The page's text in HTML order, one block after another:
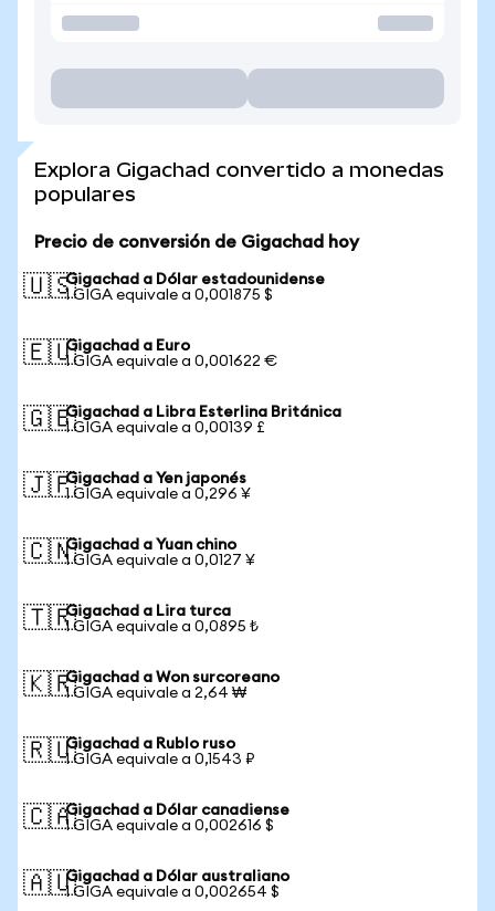
Explora Gigachad convertido a monedas
populares
Precio de conversión de Gigachad hoy
🇺🇸Gigachad a Dólar estadounidense
1 GIGA equivale a 0,001875 $
🇪🇺Gigachad a Euro
1 GIGA equivale a 0,001622 €
🇬🇧Gigachad a Libra Esterlina Británica
1 GIGA equivale a 0,00139 £
🇯🇵Gigachad a Yen japonés
1 GIGA equivale a 0,296 ¥
🇨🇳Gigachad a Yuan chino
1 GIGA equivale a 0,0127 ¥
🇹🇷Gigachad a Lira turca
1 GIGA equivale a 0,0895 ₺
🇰🇷Gigachad a Won surcoreano
1 GIGA equivale a 2,64 ₩
🇷🇺Gigachad a Rublo ruso
1 GIGA equivale a 0,1543 ₽
🇨🇦Gigachad a Dólar canadiense
1 GIGA equivale a 0,002616 $
🇦🇺Gigachad a Dólar australiano
1 GIGA equivale a 0,002654 $